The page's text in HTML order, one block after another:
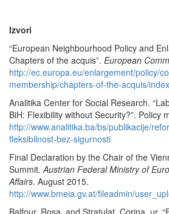
Izvori
“European Neighbourhood Policy and
Chapters of the acquis”. European
http://ec.europa.eu/enlargement/policy/
membership/chapters-of-the-acquis/
Analitika Center for Social Research.
BiH: Flexibility without Security?”. Policy
http://www.analitika.ba/bs/publikacije/
fleksibilnost-bez-sigurnosti
Final Declaration by the Chair of the
Summit. Austrian Federal Ministry of
Affairs. August 2015.
http://www.bmeia.gv.at/fileadmin/
Balfour, Rosa, and Stratulat, Corina, ur.